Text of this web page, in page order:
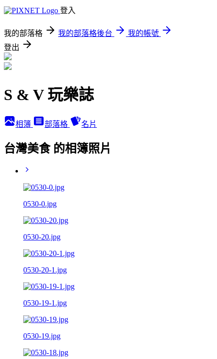
登入
我的部落格 我的部落格後台
我的帳號
登出
S & V 玩樂誌
相簿 部落格 名片
台灣美食 的相簿照片
0530-0.jpg
0530-20.jpg
0530-20-1.jpg
0530-19-1.jpg
0530-19.jpg